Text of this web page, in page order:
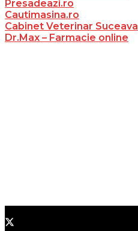
Presadeazi.ro
Cautimasina.ro
Cabinet Veterinar Suceava
Dr.Max – Farmacie online